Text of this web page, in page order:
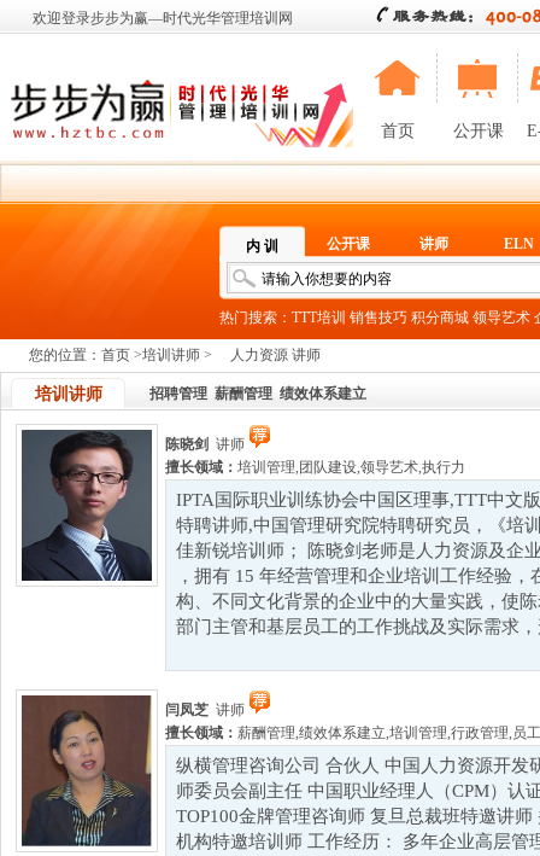
欢迎登录步步为赢—时代光华管理培训网
首页 公开课
内 训 公开课 讲师 ELN
热门搜索： TTT培训 销售技巧 积分商城 领导艺术
您的位置： 首页 >培训讲师 > 人力资源 讲师
培训讲师 招聘管理 薪酬管理 绩效体系建立
陈晓剑 讲师
擅长领域： 培训管理, 团队建设,领导艺术,执行力
IPTA国际职业训练协会中国区理事,TTT中文
特聘讲师,中国管理研究院特聘研究员，《培
佳新锐培训师； 陈晓剑老师是人力资源及企
，拥有 15 年经营管理和企业培训工作经验
构、不同文化背景的企业中的大量实践，使
部门主管和基层员工的工作挑战及实际需求
闫凤芝 讲师
擅长领域： 薪酬管理,绩效体系建立,培训管理,行政管理, 员
纵横管理咨询公司 合伙人 中国人力资源开发
师委员会副主任 中国职业经理人（CPM）认
TOP100金牌管理咨询师 复旦总裁班特邀讲
机构特邀培训师 工作经历： 多年企业高层管